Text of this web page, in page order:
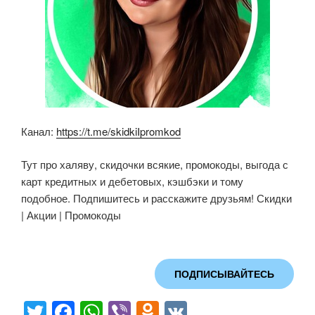
Канал: https://t.me/skidkiIpromkod
Тут про халяву, скидочки всякие, промокоды, выгода с
карт кредитных и дебетовых, кэшбэки и тому
подобное. Подпишитесь и расскажите друзьям! Скидки
| Акции | Промокоды
ПОДПИСЫВАЙТЕСЬ